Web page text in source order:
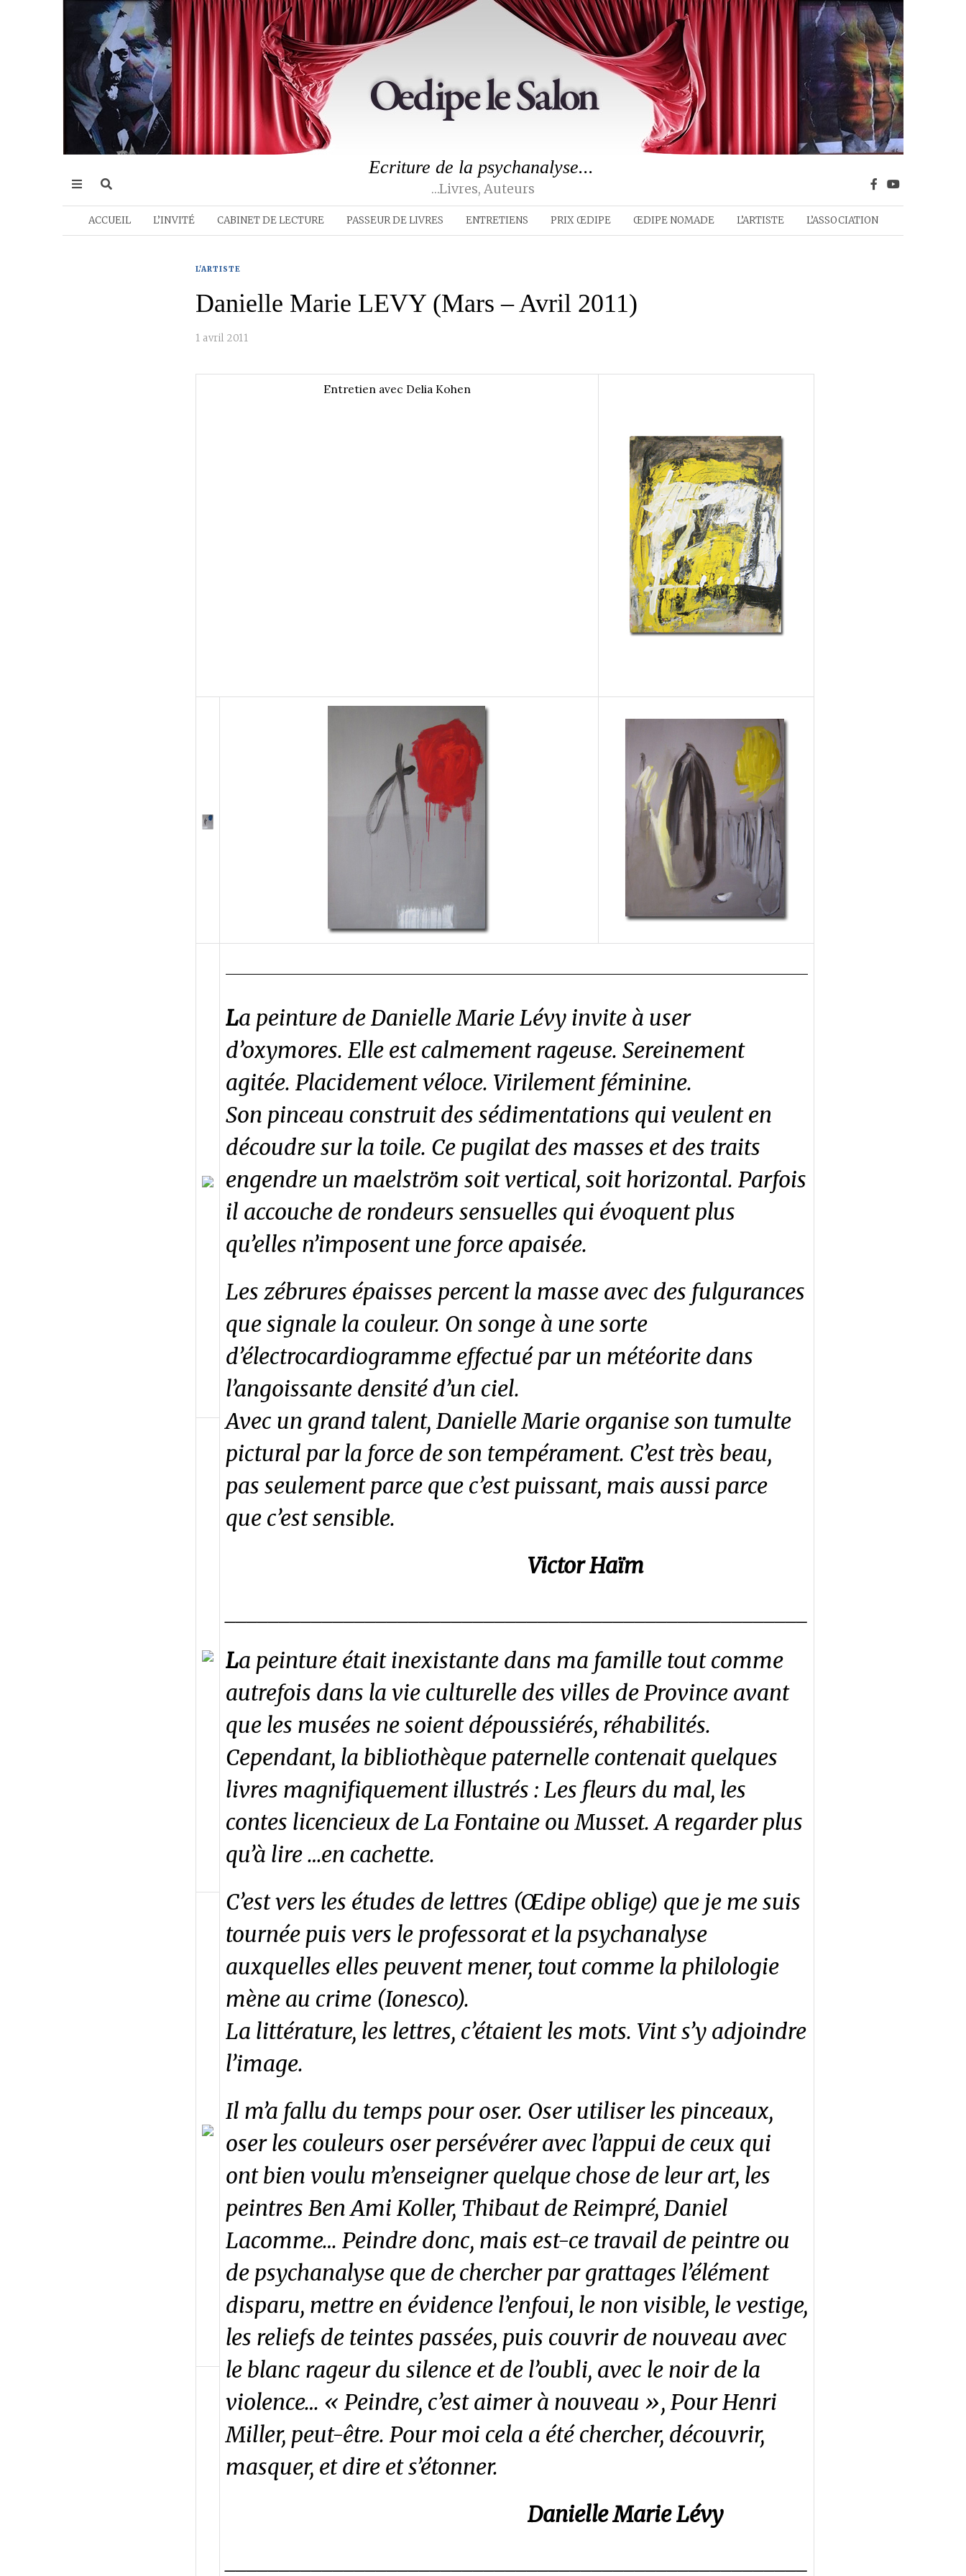
Ecriture de la psychanalyse...
…livres, Auteurs
ACCUEIL L’INVITÉ CABINET DE LECTURE PASSEUR DE LIVRES ENTRETIENS PRIX ŒDIPE ŒDIPE NOMADE L’ARTISTE L’ASSOCIATION
L'ARTISTE
Danielle Marie LEVY (Mars – Avril 2011)
1 avril 2011
Entretien avec Delia Kohen
La peinture de Danielle Marie Lévy invite à user
d’oxymores. Elle est calmement rageuse. Sereinement
agitée. Placidement véloce. Virilement féminine.
Son pinceau construit des sédimentations qui veulent en
découdre sur la toile. Ce pugilat des masses et des traits
engendre un maelström soit vertical, soit horizontal. Parfois
il accouche de rondeurs sensuelles qui évoquent plus
qu’elles n’imposent une force apaisée.
Les zébrures épaisses percent la masse avec des fulgurances
que signale la couleur. On songe à une sorte
d’électrocardiogramme effectué par un météorite dans
l’angoissante densité d’un ciel.
Avec un grand talent, Danielle Marie organise son tumulte
pictural par la force de son tempérament. C’est très beau,
pas seulement parce que c’est puissant, mais aussi parce
que c’est sensible.
Victor Haïm
La peinture était inexistante dans ma famille tout comme
autrefois dans la vie culturelle des villes de Province avant
que les musées ne soient dépoussiérés, réhabilités.
Cependant, la bibliothèque paternelle contenait quelques
livres magnifiquement illustrés : Les fleurs du mal, les
contes licencieuxde La Fontaine ou Musset. A regarder plus
qu’à lire …en cachette.
C’est vers les études de lettres (Œdipe oblige) que je me suis
tournée puis vers le professorat et la psychanalyse
auxquelles elles peuvent mener, tout comme la philologie
mène au crime (Ionesco).
La littérature, les lettres, c’étaient les mots. Vint s’y adjoindre
l’image.
Il m’a fallu du temps pour oser. Oser utiliser les pinceaux,
oser les couleurs oser persévérer avec l’appui de ceux qui
ont bien voulu m’enseigner quelque chose de leur art, les
peintres Ben Ami Koller, Thibaut de Reimpré, Daniel
Lacomme… Peindre donc, mais est-ce travail de peintre ou
de psychanalyse que de chercher par grattages l’élément
disparu, mettre en évidence l’enfoui, le non visible, le vestige,
les reliefs de teintes passées, puis couvrir de nouveau avec
le blanc rageur du silence et de l’oubli, avec le noir de la
violence… « Peindre, c’est aimer à nouveau », Pour Henri
Miller, peut-être. Pour moi cela a été chercher, découvrir,
masquer, et dire et s’étonner.
Danielle Marie Lévy